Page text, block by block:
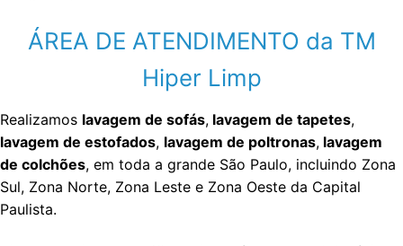
ÁREA DE ATENDIMENTO da TM
Hiper Limp
Realizamos lavagem de sofás, lavagem de tapetes,
lavagem de estofados, lavagem de poltronas, lavagem
de colchões, em toda a grande São Paulo, incluindo Zona
Sul, Zona Norte, Zona Leste e Zona Oeste da Capital
Paulista.